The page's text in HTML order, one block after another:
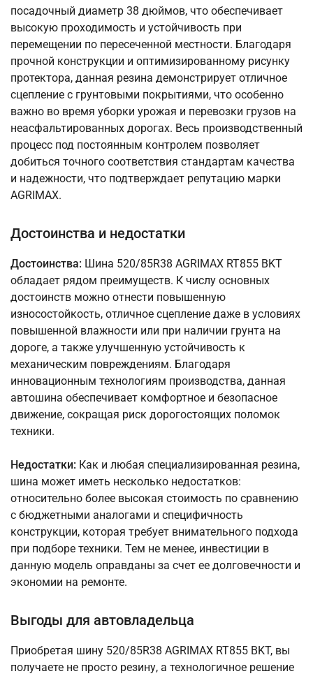
посадочный диаметр 38 дюймов, что обеспечивает
высокую проходимость и устойчивость при
перемещении по пересеченной местности. Благодаря
прочной конструкции и оптимизированному рисунку
протектора, данная резина демонстрирует отличное
сцепление с грунтовыми покрытиями, что особенно
важно во время уборки урожая и перевозки грузов на
неасфальтированных дорогах. Весь производственный
процесс под постоянным контролем позволяет
добиться точного соответствия стандартам качества
и надежности, что подтверждает репутацию марки
AGRIMAX.
Достоинства и недостатки
Достоинства: Шина 520/85R38 AGRIMAX RT855 BKT
обладает рядом преимуществ. К числу основных
достоинств можно отнести повышенную
износостойкость, отличное сцепление даже в условиях
повышенной влажности или при наличии грунта на
дороге, а также улучшенную устойчивость к
механическим повреждениям. Благодаря
инновационным технологиям производства, данная
автошина обеспечивает комфортное и безопасное
движение, сокращая риск дорогостоящих поломок
техники.
Недостатки: Как и любая специализированная резина,
шина может иметь несколько недостатков:
относительно более высокая стоимость по сравнению
с бюджетными аналогами и специфичность
конструкции, которая требует внимательного подхода
при подборе техники. Тем не менее, инвестиции в
данную модель оправданы за счет ее долговечности и
экономии на ремонте.
Выгоды для автовладельца
Приобретая шину 520/85R38 AGRIMAX RT855 BKT, вы
получаете не просто резину, а технологичное решение